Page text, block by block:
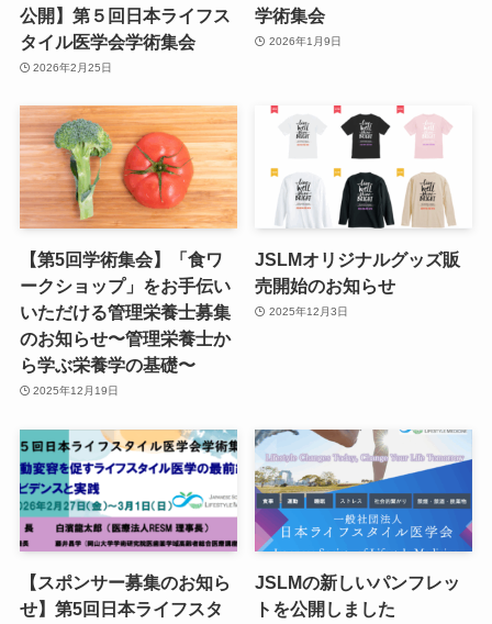
公開】第５回日本ライフス
タイル医学会学術集会
2026年2月25日
学術集会
2026年1月9日
【第5回学術集会】「食ワ
ークショップ」をお手伝い
いただける管理栄養士募集
のお知らせ〜管理栄養士か
ら学ぶ栄養学の基礎〜
2025年12月19日
JSLMオリジナルグッズ販
売開始のお知らせ
2025年12月3日
【スポンサー募集のお知ら
せ】第5回日本ライフスタ
JSLMの新しいパンフレッ
トを公開しました